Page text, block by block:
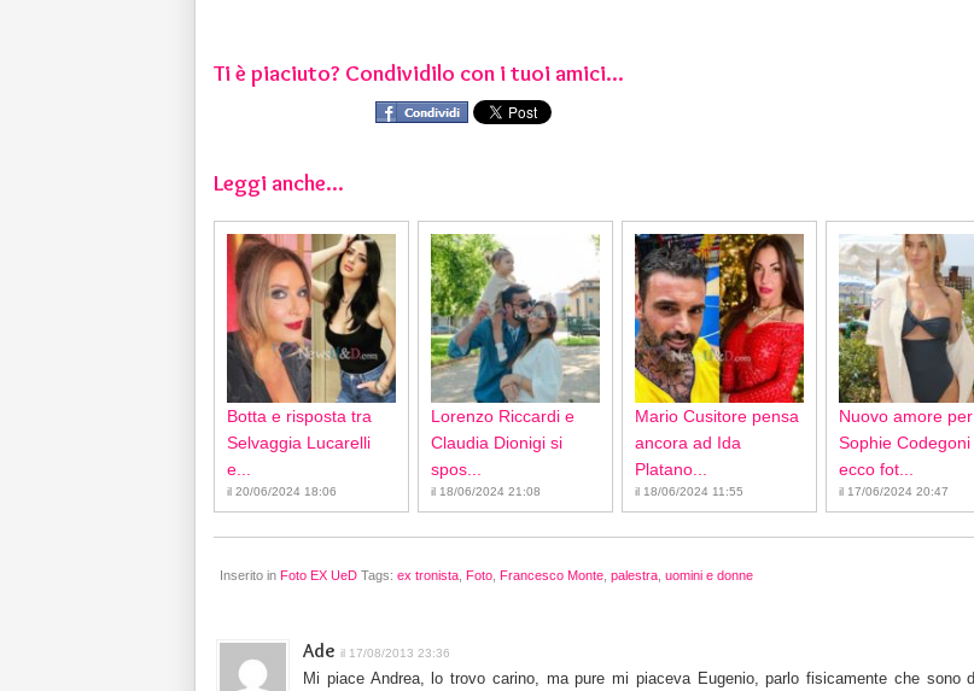
Ti è piaciuto? Condividilo con i tuoi amici...
Leggi anche...
Botta e risposta tra
Selvaggia Lucarelli
e...
il 20/06/2024 18:06
Lorenzo Riccardi e
Claudia Dionigi si
spos...
il 18/06/2024 21:08
Mario Cusitore pensa
ancora ad Ida
Platano...
il 18/06/2024 11:55
Nuovo amore per
Sophie Codegoni
ecco fot...
il 17/06/2024 20:47
Inserito in Foto EX UeD Tags: ex tronista Foto Francesco Monte palestra uomini e donne
Ade il 17/08/2013 23:36
Mi piace Andrea, lo trovo carino, ma pure mi piaceva Eugenio, parlo fisicamente che sono